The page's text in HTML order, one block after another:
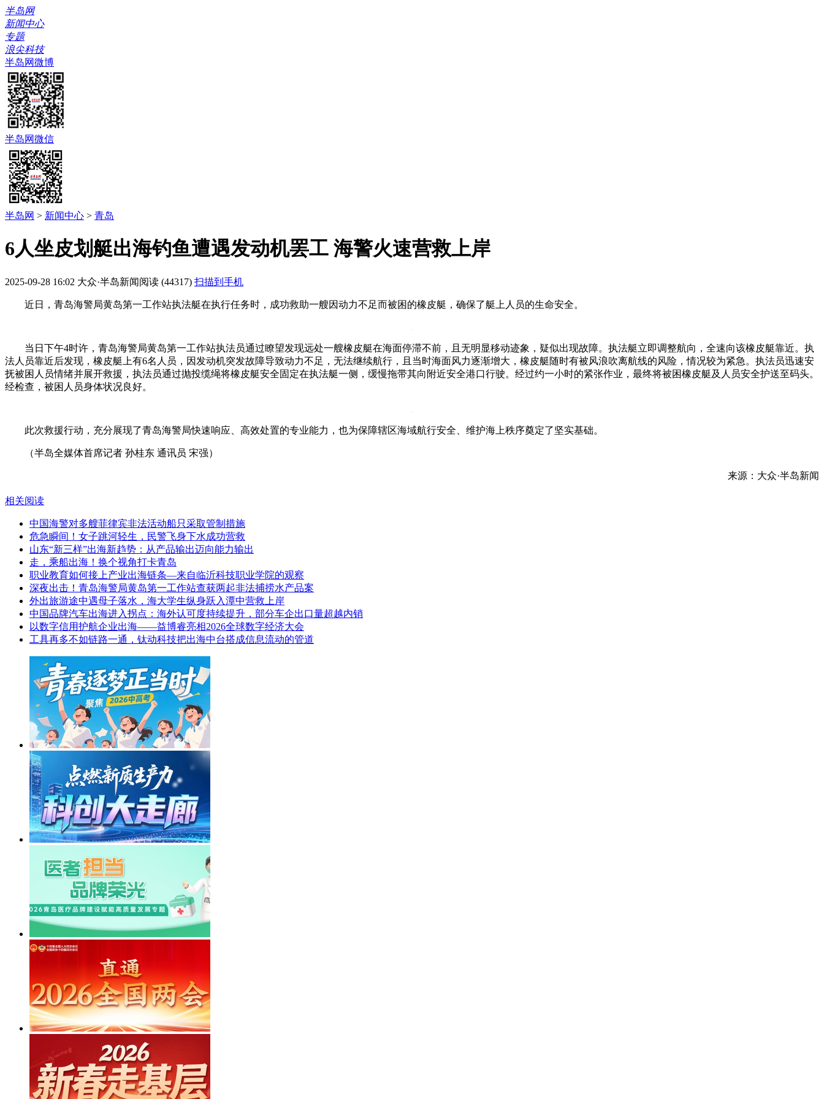
半岛网
新闻中心
专题
浪尖科技
半岛网微博
半岛网微信
半岛网 > 新闻中心 > 青岛
6人坐皮划艇出海钓鱼遭遇发动机罢工 海警火速营救上岸
2025-09-28 16:02 大众·半岛新闻阅读 (44317) 扫描到手机
近日，青岛海警局黄岛第一工作站执法艇在执行任务时，成功救助一艘因动力不足而被困的橡皮艇，确保了艇上人员的生命安全。
当日下午4时许，青岛海警局黄岛第一工作站执法员通过瞭望发现远处一艘橡皮艇在海面停滞不前，且无明显移动迹象，疑似出现故障。执法艇立即调整航向，全速向该橡皮艇靠近。执
法人员靠近后发现，橡皮艇上有6名人员，因发动机突发故障导致动力不足，无法继续航行，且当时海面风力逐渐增大，橡皮艇随时有被风浪吹离航线的风险，情况较为紧急。执法员迅速安
抚被困人员情绪并展开救援，执法员通过抛投缆绳将橡皮艇安全固定在执法艇一侧，缓慢拖带其向附近安全港口行驶。经过约一小时的紧张作业，最终将被困橡皮艇及人员安全护送至码头。
经检查，被困人员身体状况良好。
此次救援行动，充分展现了青岛海警局快速响应、高效处置的专业能力，也为保障辖区海域航行安全、维护海上秩序奠定了坚实基础。
（半岛全媒体首席记者 孙桂东 通讯员 宋强）
来源：大众·半岛新闻
相关阅读
中国海警对多艘菲律宾非法活动船只采取管制措施
危急瞬间！女子跳河轻生，民警飞身下水成功营救
山东“新三样”出海新趋势：从产品输出迈向能力输出
走，乘船出海！换个视角打卡青岛
职业教育如何接上产业出海链条—来自临沂科技职业学院的观察
深夜出击！青岛海警局黄岛第一工作站查获两起非法捕捞水产品案
外出旅游途中遇母子落水，海大学生纵身跃入潭中营救上岸
中国品牌汽车出海进入拐点：海外认可度持续提升，部分车企出口量超越内销
以数字信用护航企业出海——益博睿亮相2026全球数字经济大会
工具再多不如链路一通，钛动科技把出海中台搭成信息流动的管道